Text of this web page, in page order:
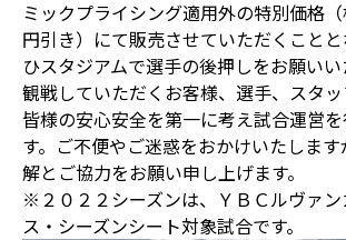
ミックプライシング適用外の特別価格
円引き）にて販売させていただくこと
ひスタジアムで選手の後押しをお願いい
観戦していただくお客様、選手、スタ
皆様の安心安全を第一に考え試合運営
す。ご不便やご迷惑をおかけいたしま
解とご協力をお願い申し上げます。
※２０２２シーズンは、ＹＢＣルヴァ
ス・シーズンシート対象試合です。